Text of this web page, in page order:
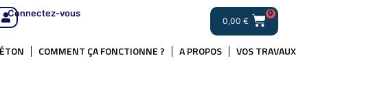
Connectez-vous
0,00 €
0
COMMENT ÇA FONCTIONNE ? A PROPOS VOS TRAVAUX